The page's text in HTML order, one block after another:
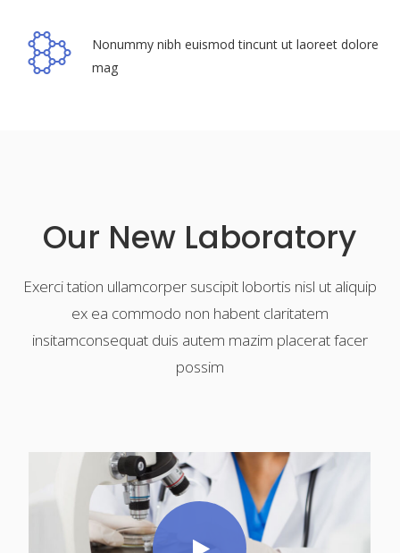
Nonummy nibh euismod tincunt ut laoreet dolore
mag
Our New Laboratory
Exerci tation ullamcorper suscipit lobortis nisl ut aliquip
ex ea commodo non habent claritatem
insitamconsequat duis autem mazim placerat facer
possim